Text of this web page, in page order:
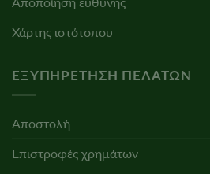
Χάρτης ιστότοπου
ΕΞΥΠΗΡΈΤΗΣΗ ΠΕΛΑΤΏΝ
Αποστολή
Επιστροφές χρημάτων